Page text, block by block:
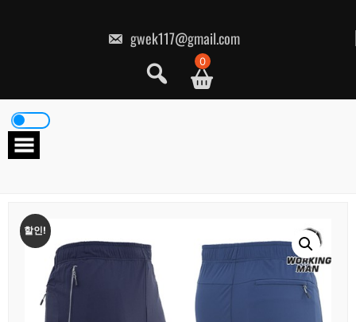
gwek117@gmail.com
0
할인!